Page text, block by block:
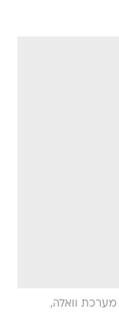
מערכת וואלה,